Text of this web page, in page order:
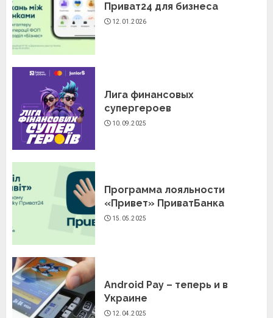
Приват24 для бизнеса
12.01.2026
Лига финансовых
супергероев
10.09.2025
Программа лояльности
«Привет» ПриватБанка
15.05.2025
Android Pay – теперь и в
Украине
12.04.2025